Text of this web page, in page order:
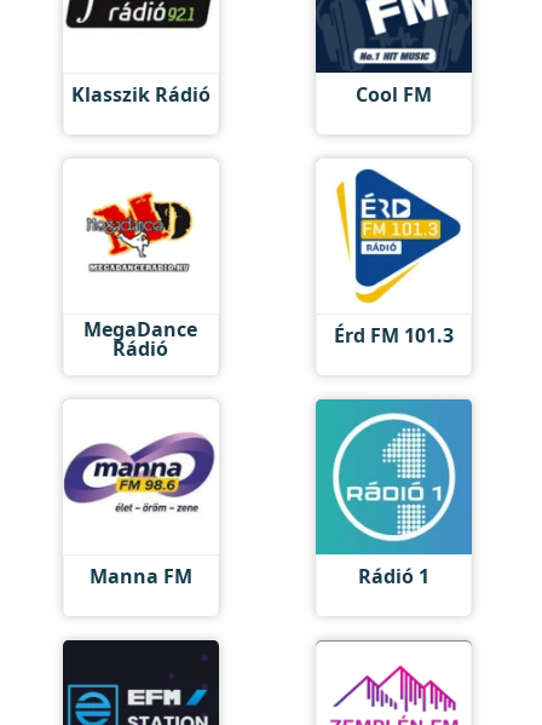
Klasszik Rádió Cool FM
MegaDance
Rádió Érd FM 101.3
Manna FM Rádió 1